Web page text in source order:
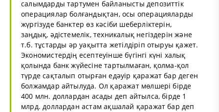
салымдарды тартумен байланысты депозиттік
операциялар болғандықтан, осы операцияларды
жүргізуде банктер өз кәсіби шеберліктерін,
заңдық, әдістемелік, техникалық негіздерін және
т.б. тұстарды әр уақытта жетілдіріп отыруы қажет.
Экономистердің есептеуінше бүгінгі күні халық
қолында банк жүйесіне тартылмаған, қолма-қол
түрде сақталып отырған едәуір қаражат бар деген
болжамдар айтылуда. Ол қаражат мөлшері бірде
400 млн. доллардан асады деп айтылса, бірде 1
млрд. доллардан астам ақшалай қаражат бар деп